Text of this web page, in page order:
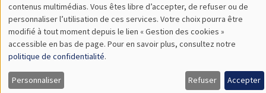
des
données
personnelles
et
contenus multimédias. Vous êtes libre d’accepter, de refuser ou de
personnaliser l’utilisation de ces services. Votre choix pourra être
modifié à tout moment depuis le lien « Gestion des cookies »
accessible en bas de page. Pour en savoir plus, consultez notre
politique de confidentialité.
Personnaliser Refuser Accepter